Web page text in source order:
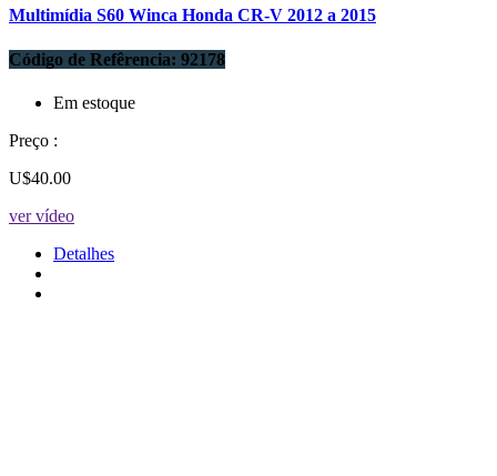
Multimídia S60 Winca Honda CR-V 2012 a 2015
Código de Refêrencia: 92178
Em estoque
Preço :
U$40.00
ver vídeo
Detalhes